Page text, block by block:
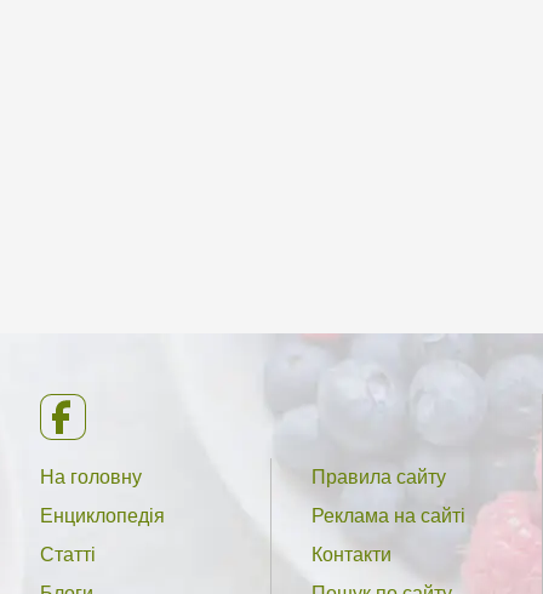
На головну
Енциклопедія
Статті
Правила сайту
Реклама на сайті
Контакти